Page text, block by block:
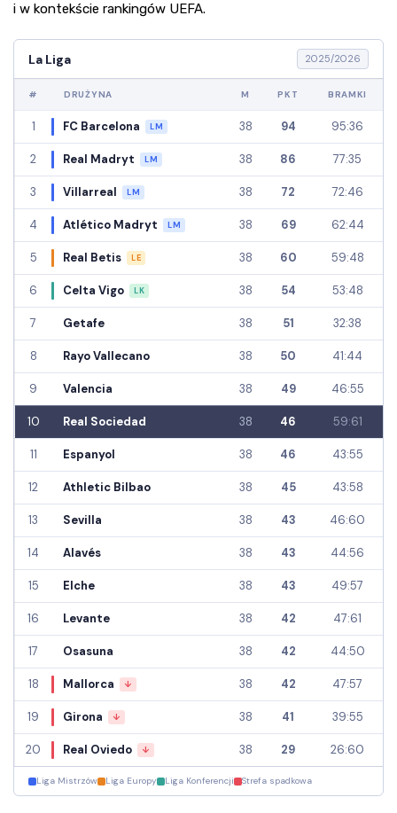
i w kontekście rankingów UEFA.
La Liga 2025/2026
# DRUŻYNA M PKT BRAMKI
1 FC Barcelona LM 38 94 95:36
2 Real Madryt LM 38 86 77:35
3 Villarreal LM 38 72 72:46
4 Atlético Madryt LM 38 69 62:44
5 Real Betis LE 38 60 59:48
6 Celta Vigo LK 38 54 53:48
7 Getafe 38 51 32:38
8 Rayo Vallecano 38 50 41:44
9 Valencia 38 49 46:55
10 Real Sociedad 38 46 59:61
11 Espanyol 38 46 43:55
12 Athletic Bilbao 38 45 43:58
13 Sevilla 38 43 46:60
14 Alavés 38 43 44:56
15 Elche 38 43 49:57
16 Levante 38 42 47:61
17 Osasuna 38 42 44:50
18 Mallorca ↓ 38 42 47:57
19 Girona ↓ 38 41 39:55
20 Real Oviedo ↓ 38 29 26:60
Liga Mistrzów Liga Europy Liga Konferencji Strefa spadkowa